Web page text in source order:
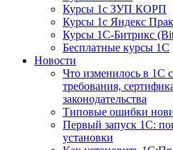
Курсы 1с ЗУП КОРП
Курсы 1с Яндекс
Курсы 1С-Битрикс
Бесплатные курсы 1С
Новости
Что изменилось в 1С
требования,
законодательства
Типовые ошибки
Первый запуск 1С:
установки